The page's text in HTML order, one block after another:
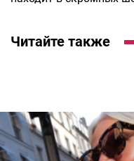
Читайте также